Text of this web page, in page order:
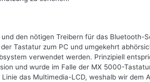
den nötigen Treibern für das Bluetooth-
Tastatur zum PC und umgekehrt
verwendet werden. Prinzipiell
und wurde im Falle der MX 5000-
das Multimedia-LCD, weshalb wir